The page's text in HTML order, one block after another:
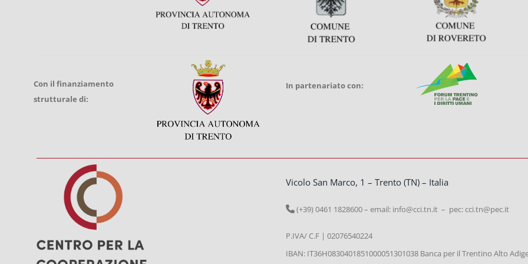
Con il finanziamento
strutturale di:
In partenariato con:
Vicolo San Marco, 1 – Trento (TN) – Italia
(+39) 0461 1828600 – email: info@cci.tn.it – pec: cci.tn@pec.it
P.IVA/ C.F | 02076540224
IBAN: IT36H0830401851000051301038 Banca per il Trentino Alto